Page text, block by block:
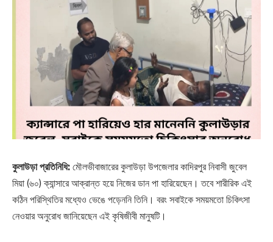
কুলাউড়া প্রতিনিধি: মৌলভীবাজারের কুলাউড়া উপজেলার কাদিরপুর নিবাসী জুবেল
মিয়া (৬০) ক্যান্সারে আক্রান্ত হয়ে নিজের ডান পা হারিয়েছেন। তবে শারীরিক এই
কঠিন পরিস্থিতির মধ্যেও ভেঙে পড়েননি তিনি। বরং সবাইকে সময়মতো চিকিৎসা
নেওয়ার অনুরোধ জানিয়েছেন এই কৃষিজীবী মানুষটি।